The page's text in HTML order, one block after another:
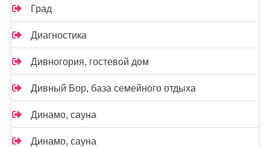
Град
Диагностика
Дивногория, гостевой дом
Дивный Бор, база семейного отдыха
Динамо, сауна
Динамо, сауна